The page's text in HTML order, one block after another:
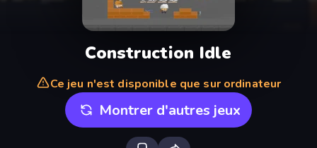
Construction Idle
Ce jeu n'est disponible que sur ordinateur
Montrer d'autres jeux